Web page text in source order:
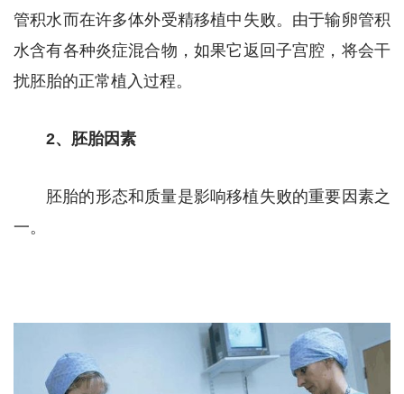
管积水而在许多体外受精移植中失败。由于输卵管积
水含有各种炎症混合物，如果它返回子宫腔，将会干
扰胚胎的正常植入过程。
2、胚胎因素
胚胎的形态和质量是影响移植失败的重要因素之
一。